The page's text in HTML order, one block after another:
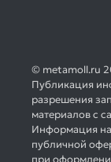
© metamoll.ru
Публикация
разрешения
материалов с
Информация на
публичной
при